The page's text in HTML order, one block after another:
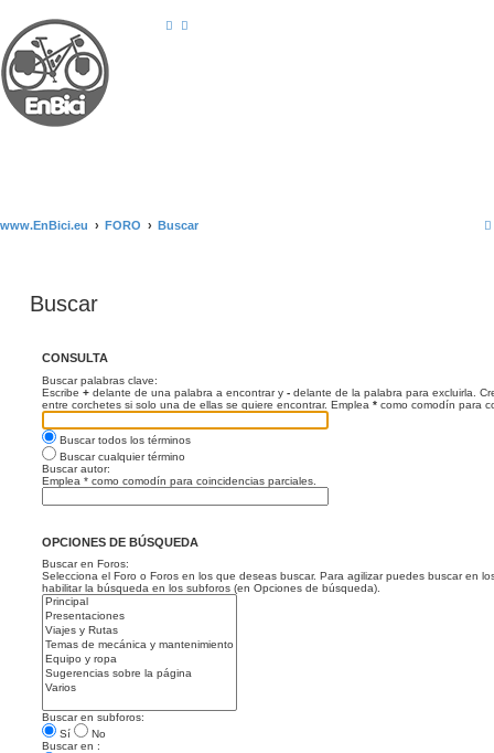
www.EnBici.eu FORO Buscar
Buscar
CONSULTA
Buscar palabras clave:
Escribe + delante de una palabra a encontrar y - delante de la palabra para excluirla.
entre corchetes si solo una de ellas se quiere encontrar. Emplea * como comodín para
Buscar todos los términos
Buscar cualquier término
Buscar autor:
Emplea * como comodín para coincidencias parciales.
OPCIONES DE BÚSQUEDA
Buscar en Foros:
Selecciona el Foro o Foros en los que deseas buscar. Para agilizar puedes buscar en
habilitar la búsqueda en los subforos (en Opciones de búsqueda).
Buscar en subforos:
Sí
No
Buscar en :